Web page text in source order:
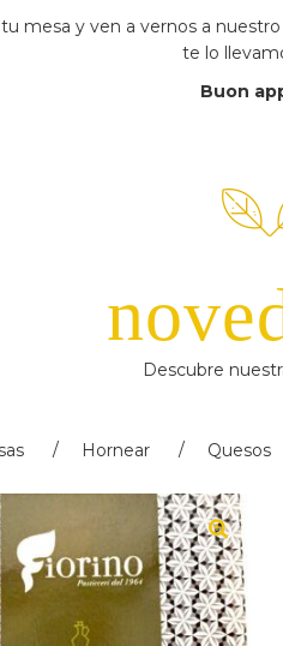
mesa y ven a vernos a
te lo
Buon
Descubre
Hornear Quesos